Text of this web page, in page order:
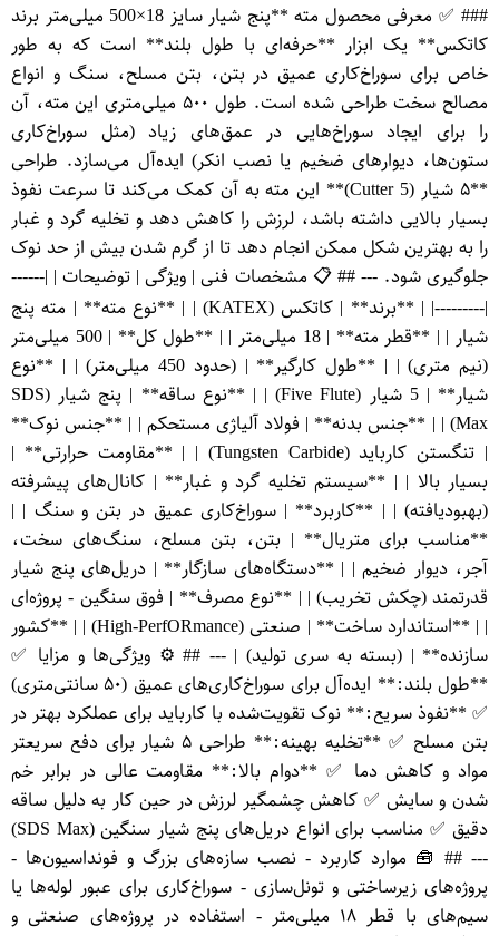
### ✅ معرفی محصول مته **پنج شیار سایز 18×500 میلی‌متر برند
کاتکس** یک ابزار **حرفه‌ای با طول بلند** است که به طور
خاص برای سوراخ‌کاری عمیق در بتن، بتن مسلح، سنگ و انواع
مصالح سخت طراحی شده است. طول ۵۰۰ میلی‌متری این مته، آن
را برای ایجاد سوراخ‌هایی در عمق‌های زیاد (مثل سوراخ‌کاری
ستون‌ها، دیوارهای ضخیم یا نصب انکر) ایده‌آل می‌سازد. طراحی
**۵ شیار (5 Cutter)** این مته به آن کمک می‌کند تا سرعت نفوذ
بسیار بالایی داشته باشد، لرزش را کاهش دهد و تخلیه گرد و غبار
را به بهترین شکل ممکن انجام دهد تا از گرم شدن بیش از حد نوک
جلوگیری شود. --- ## 📋 مشخصات فنی | ویژگی | توضیحات | |------
|---------| | **برند** | کاتکس (KATEX) | | **نوع مته** | مته پنج
شیار | | **قطر مته** | 18 میلی‌متر | | **طول کل** | 500 میلی‌متر
(نیم متری) | | **طول کارگیر** | (حدود 450 میلی‌متر) | | **نوع
شیار** | 5 شیار (Five Flute) | | **نوع ساقه** | پنج شیار (SDS
Max) | | **جنس بدنه** | فولاد آلیاژی مستحکم | | **جنس نوک**
| تنگستن کارباید (Tungsten Carbide) | | **مقاومت حرارتی** |
بسیار بالا | | **سیستم تخلیه گرد و غبار** | کانال‌های پیشرفته
(بهبودیافته) | | **کاربرد** | سوراخ‌کاری عمیق در بتن و سنگ | |
**مناسب برای متریال** | بتن، بتن مسلح، سنگ‌های سخت،
آجر، دیوار ضخیم | | **دستگاه‌های سازگار** | دریل‌های پنج شیار
قدرتمند (چکش تخریب) | | **نوع مصرف** | فوق سنگین - پروژه‌ای
| | **استاندارد ساخت** | صنعتی (High-PerfO​Rmance) | | **کشور
سازنده** | (بسته به سری تولید) | --- ## ⚙️ ویژگی‌ها و مزایا ✅
**طول بلند:** ایده‌آل برای سوراخ‌کاری‌های عمیق (۵۰ سانتی‌متری)
✅ **نفوذ سریع:** نوک تقویت‌شده با کارباید برای عملکرد بهتر در
بتن مسلح ✅ **تخلیه بهینه:** طراحی ۵ شیار برای دفع سریعتر
مواد و کاهش دما ✅ **دوام بالا:** مقاومت عالی در برابر خم
شدن و سایش ✅ کاهش چشمگیر لرزش در حین کار به دلیل ساقه
دقیق ✅ مناسب برای انواع دریل‌های پنج شیار سنگین (SDS Max)
--- ## 🧰 موارد کاربرد - نصب سازه‌های بزرگ و فونداسیون‌ها -
پروژه‌های زیرساختی و تونل‌سازی - سوراخ‌کاری برای عبور لوله‌ها یا
سیم‌های با قطر ۱۸ میلی‌متر - استفاده در پروژه‌های صنعتی و